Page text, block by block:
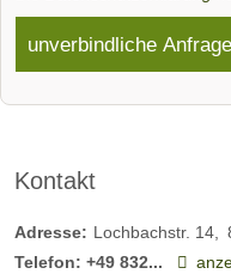
unverbindliche
Kontakt
Adresse: Lochbachstr. 14
Telefon: +49 832...